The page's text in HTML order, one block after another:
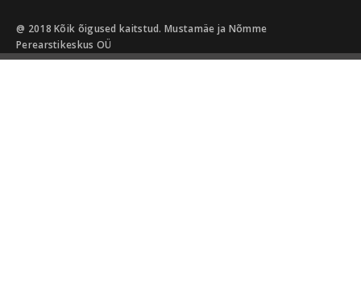
@ 2018 Kõik õigused kaitstud. Mustamäe ja Nõmme
Perearstikeskus OÜ